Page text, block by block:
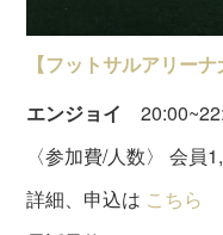
【フットサルアリーナ
エンジョイ
〈参加費/人数〉 会員
詳細、申込は こちら